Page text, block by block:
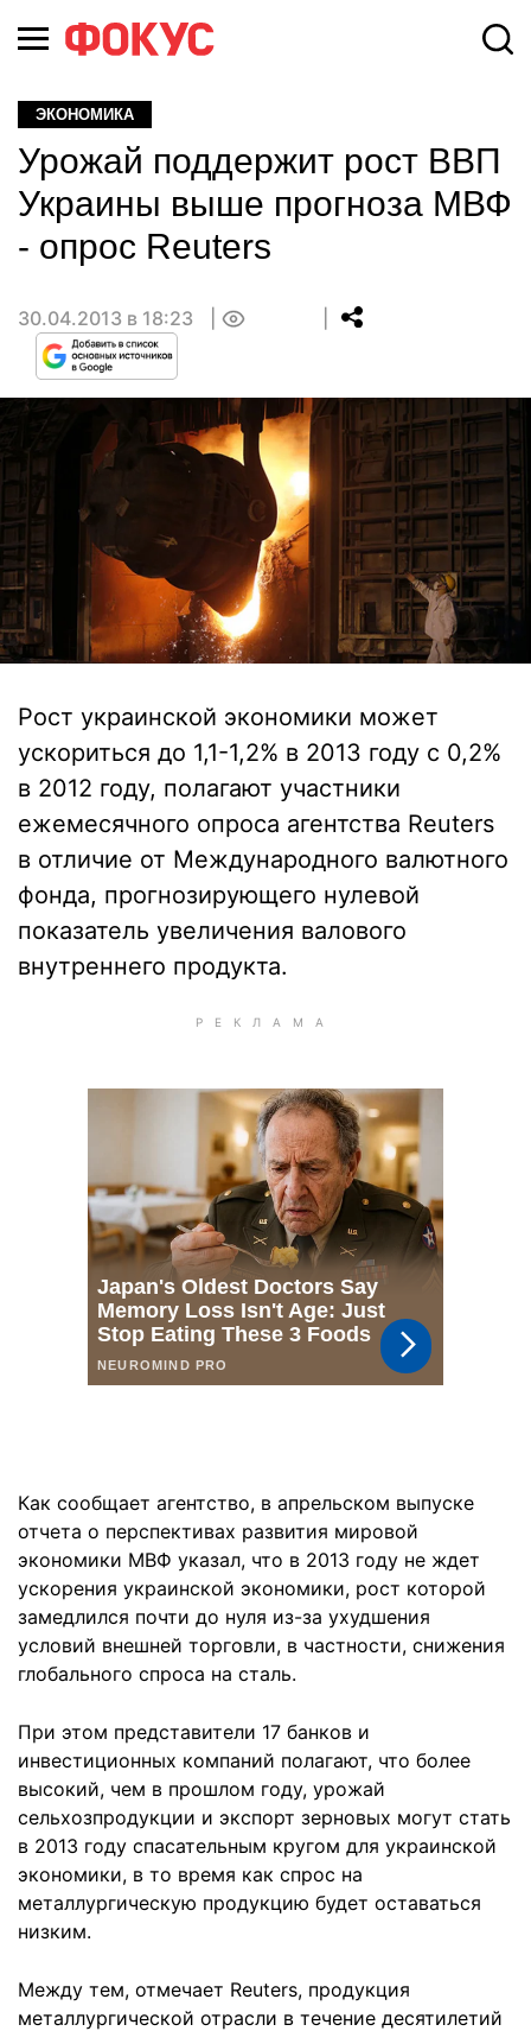
ЭКОНОМИКА
Урожай поддержит рост ВВП
Украины выше прогноза МВФ
- опрос Reuters
30.04.2013 в 18:23
Рост украинской экономики может
ускориться до 1,1-1,2% в 2013 году с 0,2%
в 2012 году, полагают участники
ежемесячного опроса агентства Reuters
в отличие от Международного валютного
фонда, прогнозирующего нулевой
показатель увеличения валового
внутреннего продукта.
Как сообщает агентство, в апрельском выпуске
отчета о перспективах развития мировой
экономики МВФ указал, что в 2013 году не ждет
ускорения украинской экономики, рост которой
замедлился почти до нуля из-за ухудшения
условий внешней торговли, в частности, снижения
глобального спроса на сталь.
При этом представители 17 банков и
инвестиционных компаний полагают, что более
высокий, чем в прошлом году, урожай
сельхозпродукции и экспорт зерновых могут стать
в 2013 году спасательным кругом для украинской
экономики, в то время как спрос на
металлургическую продукцию будет оставаться
низким.
Между тем, отмечает Reuters, продукция
металлургической отрасли в течение десятилетий